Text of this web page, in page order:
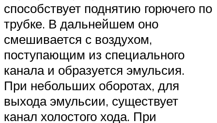
способствует поднятию горючего по
трубке. В дальнейшем оно
смешивается с воздухом,
поступающим из специального
канала и образуется эмульсия.
При небольших оборотах, для
выхода эмульсии, существует
канал холостого хода. При